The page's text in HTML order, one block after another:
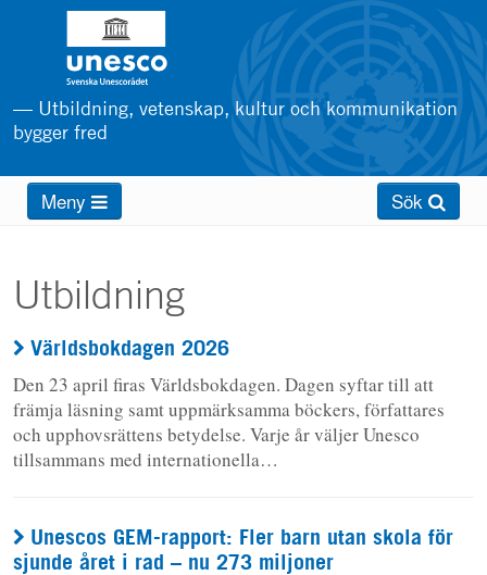
huvudinnehåll
— Utbildning, vetenskap, kultur och kommunikation
bygger fred
Main
menuMeny Sök
Utbildning
Världsbokdagen 2026
Den 23 april firas Världsbokdagen. Dagen syftar till att
främja läsning samt uppmärksamma böckers, författares
och upphovsrättens betydelse. Varje år väljer Unesco
tillsammans med internationella…
Unescos GEM-rapport: Fler barn utan skola för
sjunde året i rad – nu 273 miljoner